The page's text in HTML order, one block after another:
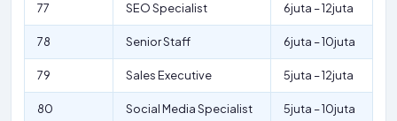
77 SEO Specialist 6juta – 12juta
78 Senior Staff 6juta – 10juta
79 Sales Executive 5juta – 12juta
80 Social Media Specialist 5juta – 10juta